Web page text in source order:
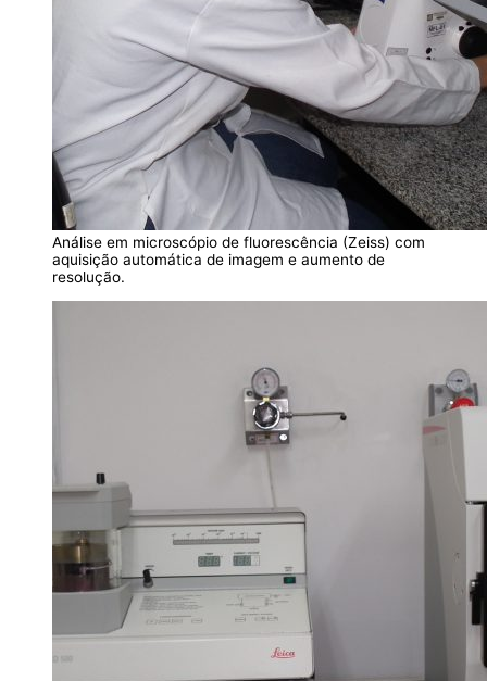
Análise em microscópio de fluorescência (Zeiss) com
aquisição automática de imagem e aumento de
resolução.